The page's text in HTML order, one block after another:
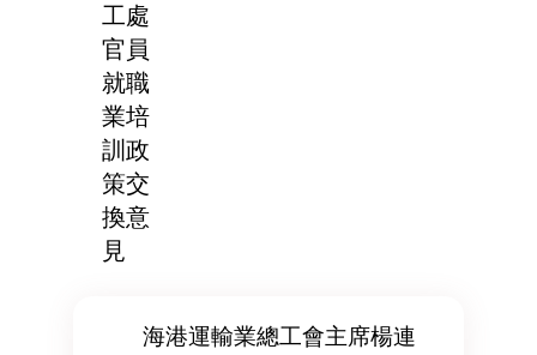
工處
官員
就職
業培
訓政
策交
換意
見
海港運輸業總工會主席楊連